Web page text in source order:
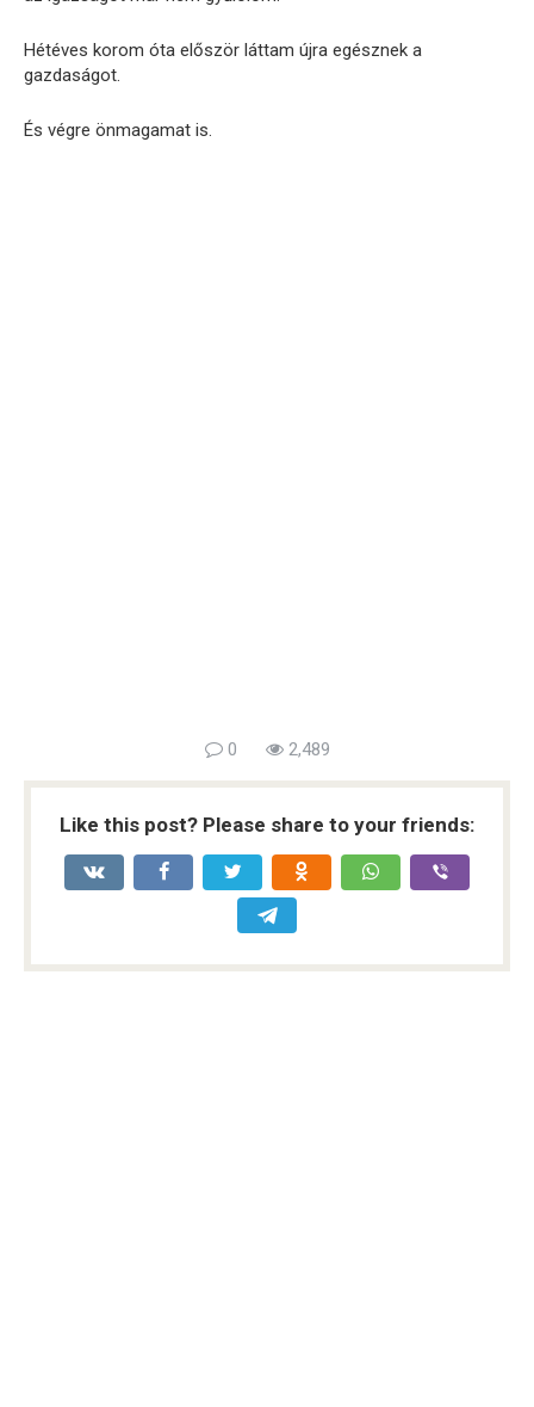
Hétéves korom óta először láttam újra egésznek a
gazdaságot.
És végre önmagamat is.
0 2,489
Like this post? Please share to your friends: